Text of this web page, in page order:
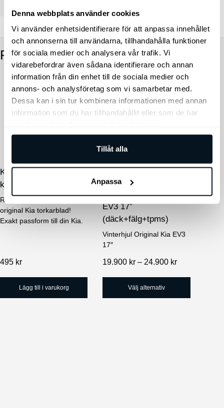
Denna webbplats använder cookies
Vi använder enhetsidentifierare för att anpassa innehållet
och annonserna till användarna, tillhandahålla funktioner
för sociala medier och analysera vår trafik. Vi
vidarebefordrar även sådana identifierare och annan
information från din enhet till de sociala medier och
annons- och analysföretag som vi samarbetar med.
Dessa kan i sin tur kombinera informationen med annan
information som du har tillhandahållit eller som de har
Tillåt alla
Anpassa
RELATERADE PRODUKTER
Kia Torkarblad Original,
komplett sats fram
Riskera inte dålig sikt, köp
original Kia torkarblad!
Exakt passform till din Kia.
495 kr
Lägg till i varukorg
Kia Original Vinterhjul
EV3 17″
(däck+fälg+tpms)
Vinterhjul Original Kia EV3
17″
19.900 kr – 24.900 krPrisintervall:
Välj alternativ
Den
här
har
De
olika
alternativen
kan
väljas
på
produktsidan